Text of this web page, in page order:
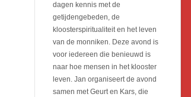
dagen kennis met de
getijdengebeden, de
kloosterspiritualiteit en het leven
van de monniken. Deze avond is
voor iedereen die benieuwd is
naar hoe mensen in het klooster
leven. Jan organiseert de avond
samen met Geurt en Kars, die